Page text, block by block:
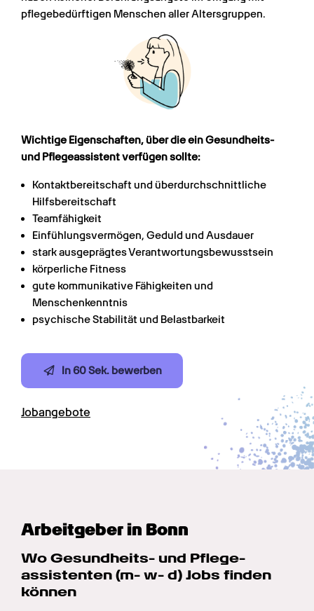
pflegebedürftigen Menschen aller Altersgruppen.
Wichtige Eigenschaften, über die ein Gesundheits-
und Pflegeassistent verfügen sollte:
Kontaktbereitschaft und überdurchschnittliche
Hilfsbereitschaft
Teamfähigkeit
Einfühlungsvermögen, Geduld und Ausdauer
stark ausgeprägtes Verantwortungsbewusstsein
körperliche Fitness
gute kommunikative Fähigkeiten und
Menschenkenntnis
psychische Stabilität und Belastbarkeit
In 60 Sek. bewerben
Jobangebote
Arbeitgeber in Bonn
Wo Gesundheits- und Pflege­
assistenten (m- w- d) Jobs finden
können